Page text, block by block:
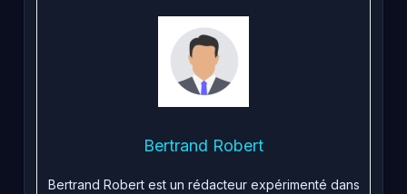
Bertrand Robert
Bertrand Robert est un rédacteur expérimenté dans